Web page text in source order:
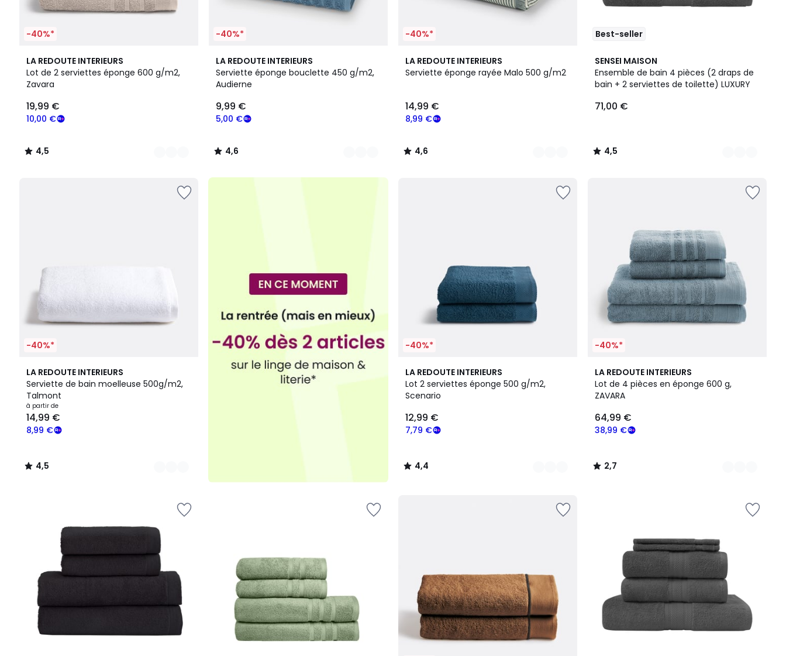
-40%*
LA REDOUTE INTERIEURS
Lot de 2 serviettes éponge 600 g/m2,
Zavara
€
souscrivez
programme
10,00 €
19,99 €
4,5
/ 5
19
Couleurs
4,5
/
-40%*
LA REDOUTE INTERIEURS
Serviette éponge bouclette 450 g/m2,
Audierne
5,00 €
9,99 €
4,6
/ 5
3
Couleurs
4,6
/
-40%*
LA REDOUTE INTERIEURS
Serviette éponge rayée Malo 500 g/m2
8,99 €
14,99 €
4,6
/ 5
5
Couleurs
4,6
/
Best-seller
SENSEI MAISON
Ensemble de bain 4 pièces (2 draps de
bain + 2 serviettes de toilette) LUXURY
71,00 €
4,5
/ 5
15
Couleurs
4,5
/
-40%*
LA REDOUTE INTERIEURS
Serviette de bain moelleuse 500g/m2,
Talmont
à partir de
8,99 €
14,99 €
4,5
/ 5
3
Couleurs
4,5
/
-40%*
LA REDOUTE INTERIEURS
Lot 2 serviettes éponge 500 g/m2,
Scenario
7,79 €
12,99 €
4,4
/ 5
11
Couleurs
4,4
/
-40%*
LA REDOUTE INTERIEURS
Lot de 4 pièces en éponge 600 g,
ZAVARA
38,99 €
64,99 €
2,7
/ 5
5
Couleurs
2,7
/